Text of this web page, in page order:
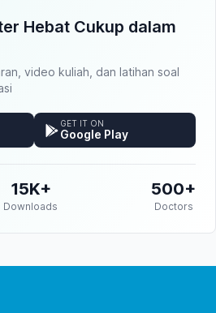
Hebat Cukup dalam
video kuliah, dan latihan soal
GET IT ON
Google Play
15K+
Downloads
500+
Doctors